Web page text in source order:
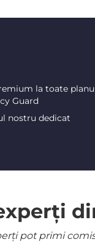
la toate
Guard
nostru dedicat
pot primi